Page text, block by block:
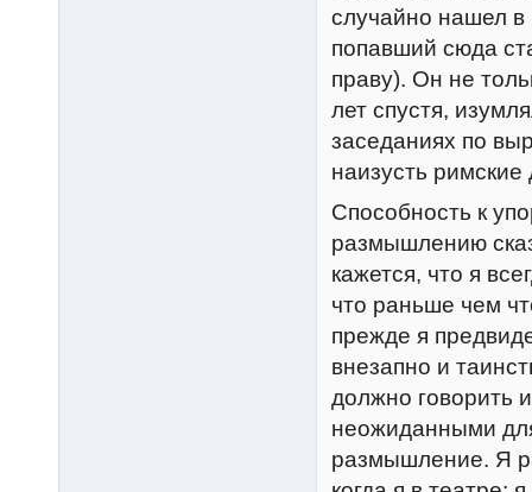
случайно нашел в
попавший сюда
праву). Он не
лет спустя,
заседаниях по
наизусть
Способность к
размышлению
кажется, что я
что раньше чем
прежде я
внезапно и
должно говорить
неожиданными
размышление. Я